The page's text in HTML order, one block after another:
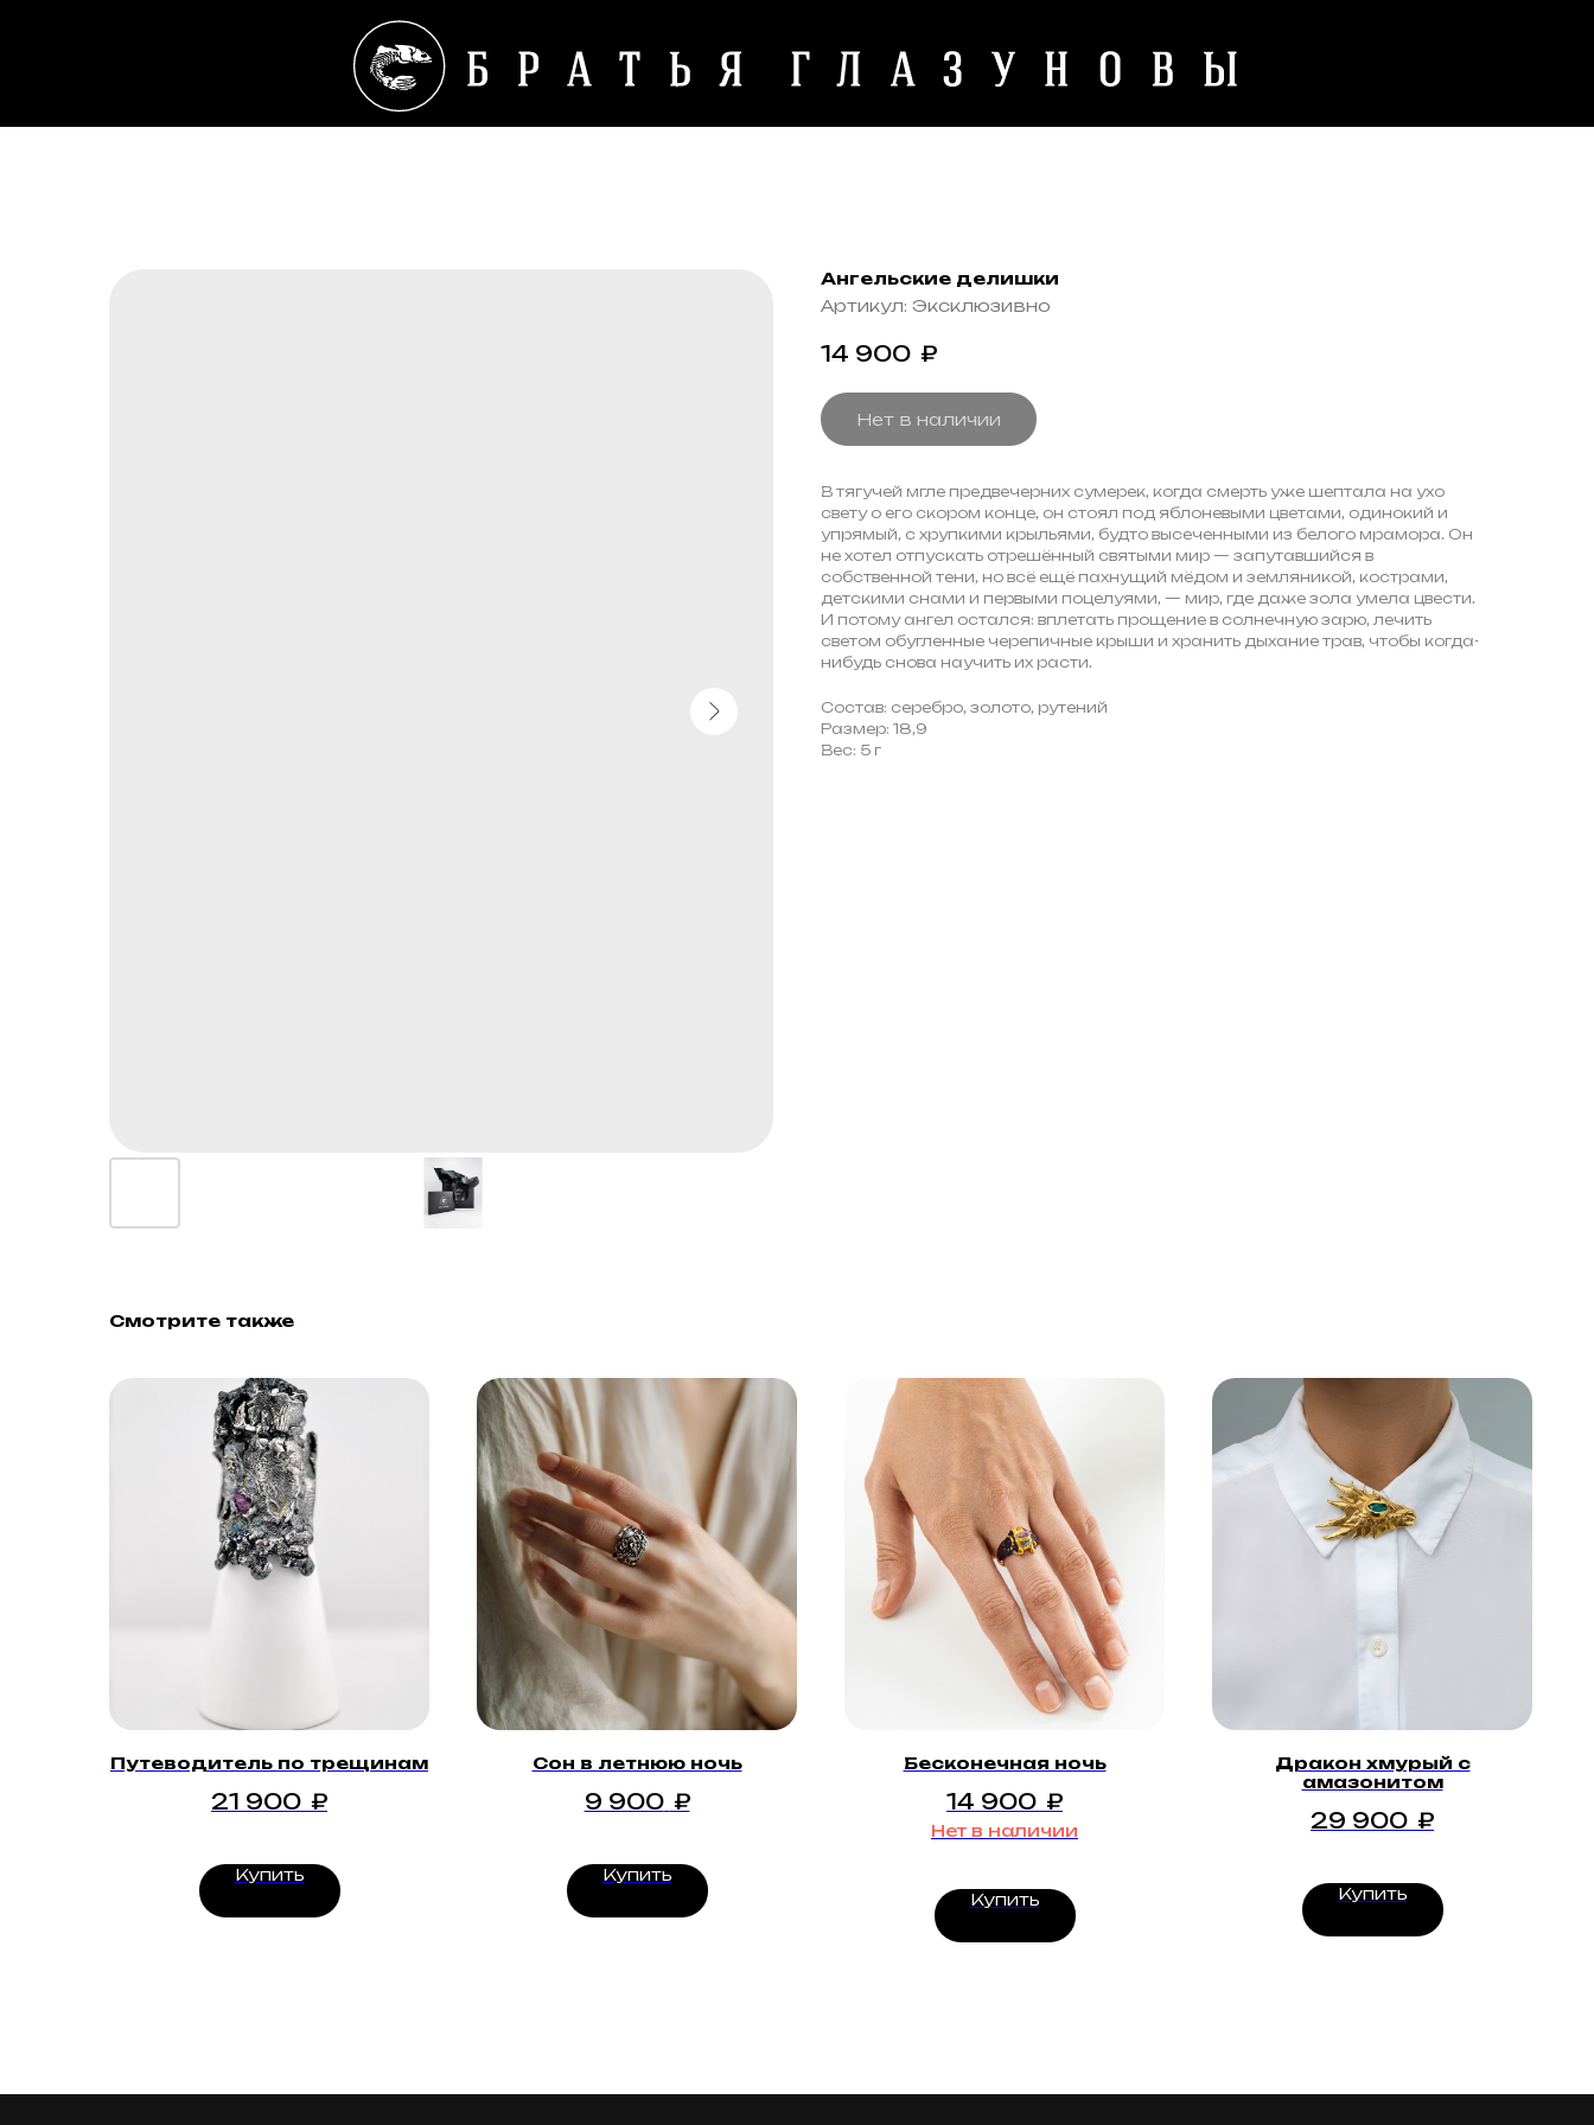
Ангельские делишки
Артикул: Эксклюзивно
14 900 ₽
Нет в наличии
В тягучей мгле предвечерних сумерек, когда смерть уже шептала на ухо
свету о его скором конце, он стоял под яблоневыми цветами, одинокий и
упрямый, с хрупкими крыльями, будто высеченными из белого мрамора. Он
не хотел отпускать отрешённый святыми мир — запутавшийся в
собственной тени, но всё ещё пахнущий мёдом и земляникой, кострами,
детскими снами и первыми поцелуями, — мир, где даже зола умела цвести.
И потому ангел остался: вплетать прощение в солнечную зарю, лечить
светом обугленные черепичные крыши и хранить дыхание трав, чтобы когда-
нибудь снова научить их расти.
Состав: серебро, золото, рутений
Размер: 18,9
Вес: 5 г
Смотрите также
Путеводитель по трещинам
21 900 ₽
Купить
Сон в летнюю ночь
9 900 ₽
Купить
Бесконечная ночь
14 900 ₽
Нет в наличии
Купить
Дракон хмурый с
амазонитом
29 900 ₽
Купить